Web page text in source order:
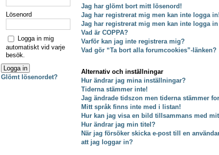
Jag har glömt bort mitt lösenord!
Jag har registrerat mig men kan inte logga
Jag har registrerat mig men kan inte logga
Vad är COPPA?
Varför kan jag inte registrera mig?
Vad gör “Ta bort alla forumcookies”-länken?
Alternativ och inställningar
Hur ändrar jag mina inställningar?
Tiderna stämmer inte!
Jag ändrade tidszon men tiderna stämmer
Mitt språk finns inte med i listan!
Hur kan jag visa en bild tillsammans med
Hur ändrar jag min titel?
När jag försöker skicka e-post till en
att jag loggar in?
Lösenord
Logga in mig
automatiskt vid varje
besök.
Glömt lösenordet?